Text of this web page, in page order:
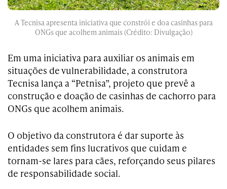
A Tecnisa apresenta iniciativa que constrói e doa casinhas para
ONGs que acolhem animais (Crédito: Divulgação)
Em uma iniciativa para auxiliar os animais em
situações de vulnerabilidade, a construtora
Tecnisa lança a “Petnisa”, projeto que prevê a
construção e doação de casinhas de cachorro para
ONGs que acolhem animais.
O objetivo da construtora é dar suporte às
entidades sem fins lucrativos que cuidam e
tornam-se lares para cães, reforçando seus pilares
de responsabilidade social.